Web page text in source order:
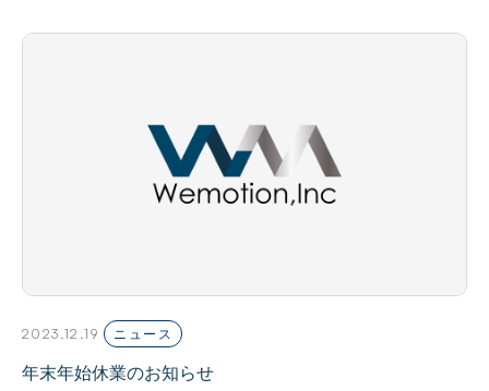
2023.12.19 ニュース
年末年始休業のお知らせ